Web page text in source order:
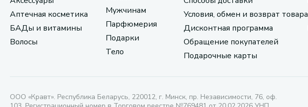
Аптечная косметика
БАДы и витамины
Волосы
Мужчинам
Парфюмерия
Подарки
Тело
Условия, обмен и возврат товара
Дисконтная программа
Обращение покупателей
Подарочные карты
ООО «Кравт». Республика Беларусь, 220012, г. Минск, пр. Независимости, 76, оф.